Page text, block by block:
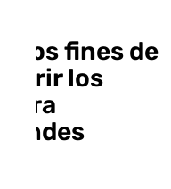
los fines de
abrir los